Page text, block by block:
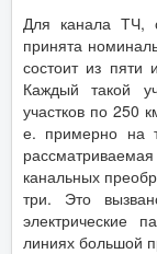
Для канала ТЧ,
принята
состоит из пяти
Каждый такой
участков по 250
е. примерно на
канальных
три. Это
электрические
линиях большой